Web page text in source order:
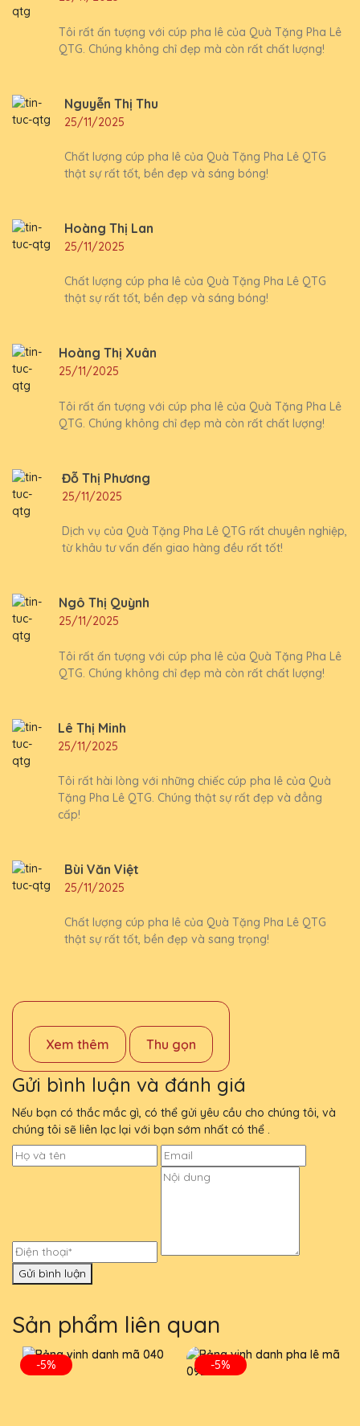
Tôi rất ấn tượng với cúp pha lê của Quà Tặng Pha Lê
QTG. Chúng không chỉ đẹp mà còn rất chất lượng!
Nguyễn Thị Thu
25/11/2025
Chất lượng cúp pha lê của Quà Tặng Pha Lê QTG
thật sự rất tốt, bền đẹp và sáng bóng!
Hoàng Thị Lan
25/11/2025
Chất lượng cúp pha lê của Quà Tặng Pha Lê QTG
thật sự rất tốt, bền đẹp và sáng bóng!
Hoàng Thị Xuân
25/11/2025
Tôi rất ấn tượng với cúp pha lê của Quà Tặng Pha Lê
QTG. Chúng không chỉ đẹp mà còn rất chất lượng!
Đỗ Thị Phương
25/11/2025
Dịch vụ của Quà Tặng Pha Lê QTG rất chuyên nghiệp,
từ khâu tư vấn đến giao hàng đều rất tốt!
Ngô Thị Quỳnh
25/11/2025
Tôi rất ấn tượng với cúp pha lê của Quà Tặng Pha Lê
QTG. Chúng không chỉ đẹp mà còn rất chất lượng!
Lê Thị Minh
25/11/2025
Tôi rất hài lòng với những chiếc cúp pha lê của Quà
Tặng Pha Lê QTG. Chúng thật sự rất đẹp và đẳng
cấp!
Bùi Văn Việt
25/11/2025
Chất lượng cúp pha lê của Quà Tặng Pha Lê QTG
thật sự rất tốt, bền đẹp và sang trọng!
Xem thêm Thu gọn
Gửi bình luận và đánh giá
Nếu bạn có thắc mắc gì, có thể gửi yêu cầu cho chúng tôi, và
chúng tôi sẽ liên lạc lại với bạn sớm nhất có thể .
Gửi bình luận
Sản phẩm liên quan
-5% -5%